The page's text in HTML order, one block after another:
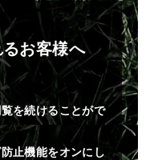
お客様へ
を続けることがで
止機能をオンにし